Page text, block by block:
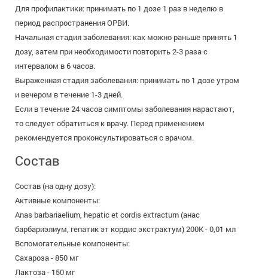
Для профилактики: принимать по 1 дозе 1 раз в неделю в
период распространения ОРВИ.
Начальная стадия заболевания: как можно раньше принять 1
дозу, затем при необходимости повторить 2-3 раза с
интервалом в 6 часов.
Выраженная стадия заболевания: принимать по 1 дозе утром
и вечером в течение 1-3 дней.
Если в течение 24 часов симптомы заболевания нарастают,
то следует обратиться к врачу. Перед применением
рекомендуется проконсультироваться с врачом.
Состав
Состав (на одну дозу):
Активные компоненты:
Anas barbariaelium, hepatic et cordis extractum (анас
барбариэлиум, гепатик эт кордис экстрактум) 200К - 0,01 мл
Вспомогательные компоненты:
Сахароза - 850 мг
Лактоза - 150 мг